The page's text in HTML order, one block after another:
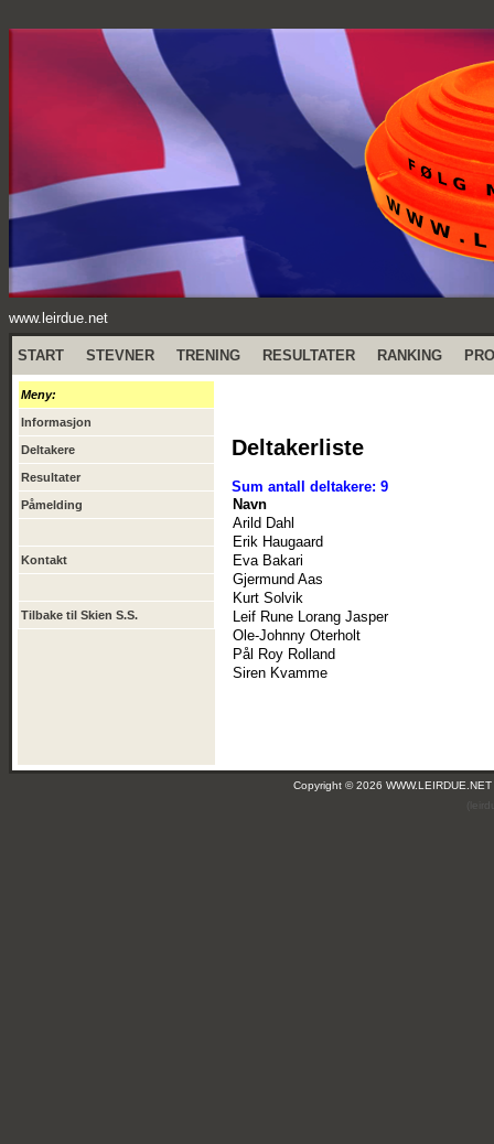
www.leirdue.net
START STEVNER TRENING RESULTATER RANKING
Meny:
Informasjon
Deltakere
Resultater
Påmelding
Kontakt
Tilbake til Skien S.S.
Deltakerliste
Sum antall deltakere: 9
Navn
Arild Dahl
Erik Haugaard
Eva Bakari
Gjermund Aas
Kurt Solvik
Leif Rune Lorang Jasper
Ole-Johnny Oterholt
Pål Roy Rolland
Siren Kvamme
Copyright © 2026